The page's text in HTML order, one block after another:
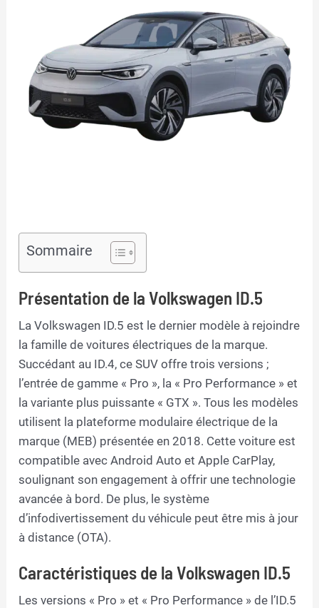
Sommaire
Présentation de la Volkswagen ID.5
La Volkswagen ID.5 est le dernier modèle à rejoindre
la famille de voitures électriques de la marque.
Succédant au ID.4, ce SUV offre trois versions ;
l’entrée de gamme « Pro », la « Pro Performance » et
la variante plus puissante « GTX ». Tous les modèles
utilisent la plateforme modulaire électrique de la
marque (MEB) présentée en 2018. Cette voiture est
compatible avec Android Auto et Apple CarPlay,
soulignant son engagement à offrir une technologie
avancée à bord. De plus, le système
d’infodivertissement du véhicule peut être mis à jour
à distance (OTA).
Caractéristiques de la Volkswagen ID.5
Les versions « Pro » et « Pro Performance » de l’ID.5